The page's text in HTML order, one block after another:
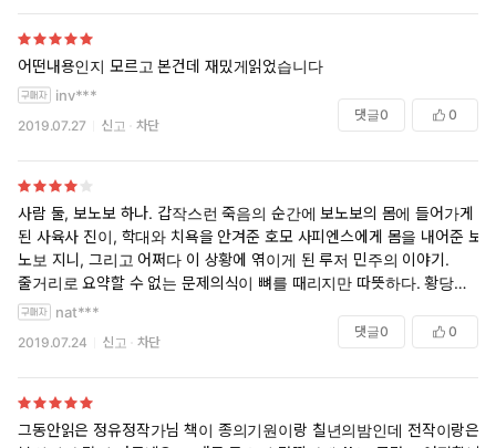
어떤내용인지 모르고 본건데 재밌게읽었습니다
inv***
2019.07.27 신고 차단
댓글0 0
사람 둘, 보노보 하나. 갑작스런 죽음의 순간에 보노보의 몸에 들어가게
된 사육사 진이, 학대와 치욕을 안겨준 호모 사피엔스에게 몸을 내어준 보
노보 지니, 그리고 어쩌다 이 상황에 엮이게 된 루저 민주의 이야기.
줄거리로 요약할 수 없는 문제의식이 뼈를 때리지만 따뜻하다. 황당무계
한 설정인데 핍진한 전개,끝까지 읽게 만드는 흡인력과 생생한 인물들이
그는 이미 그리고 여전히 믿고 보는 작가, 늘 차기작이 기다려지는 작가인
것이다.
nat***
2019.07.24 신고 차단
댓글0 0
그동안읽은 정유정작가님 책이 종의기원이랑 칠년의밤인데 전작이랑은